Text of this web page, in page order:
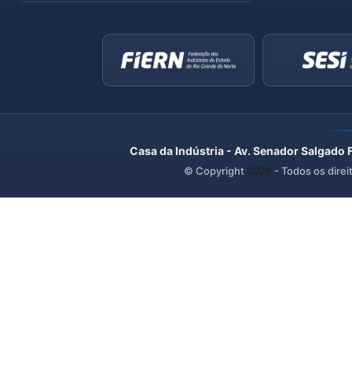
Casa da Indústria - Av. Senador
© Copyright 2026 - Todos os